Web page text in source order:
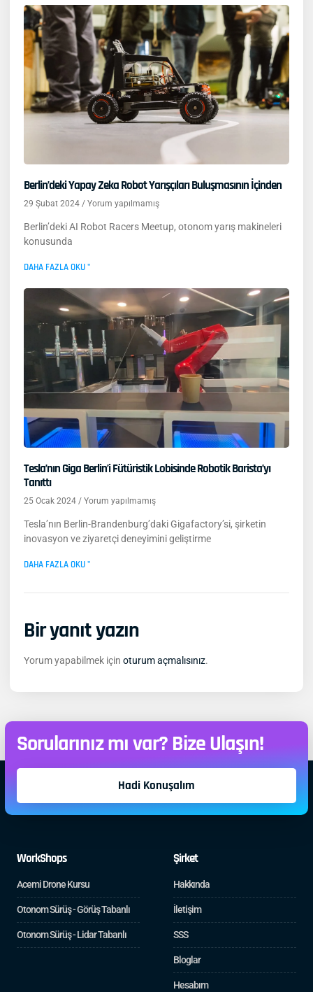
Berlin’deki Yapay Zeka Robot Yarışçıları Buluşmasının İçinden
29 Şubat 2024 Yorum yapılmamış
Berlin’deki AI Robot Racers Meetup, otonom yarış makineleri
konusunda
DAHA FAZLA OKU "
Tesla’nın Giga Berlin’i Fütüristik Lobisinde Robotik Barista’yı
Tanıttı
25 Ocak 2024 Yorum yapılmamış
Tesla’nın Berlin-Brandenburg’daki Gigafactory’si, şirketin
inovasyon ve ziyaretçi deneyimini geliştirme
DAHA FAZLA OKU "
Bir yanıt yazın
Yorum yapabilmek için oturum açmalısınız.
Sorularınız mı var? Bize Ulaşın!
Hadi Konuşalım
WorkShops
Acemi Drone Kursu
Otonom Sürüş - Görüş Tabanlı
Otonom Sürüş - Lidar Tabanlı
Şirket
Hakkında
İletişim
SSS
Bloglar
Hesabım